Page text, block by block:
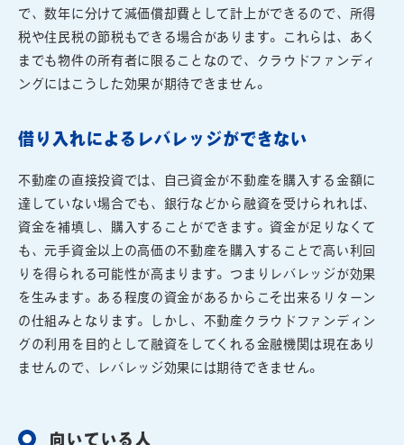
で、数年に分けて減価償却費として計上ができるので、所得
税や住民税の節税もできる場合があります。これらは、あく
までも物件の所有者に限ることなので、クラウドファンディ
ングにはこうした効果が期待できません。
借り入れによるレバレッジができない
不動産の直接投資では、自己資金が不動産を購入する金額に
達していない場合でも、銀行などから融資を受けられれば、
資金を補填し、購入することができます。資金が足りなくて
も、元手資金以上の高価の不動産を購入することで高い利回
りを得られる可能性が高まります。つまりレバレッジが効果
を生みます。ある程度の資金があるからこそ出来るリターン
の仕組みとなります。しかし、不動産クラウドファンディン
グの利用を目的として融資をしてくれる金融機関は現在あり
ませんので、レバレッジ効果には期待できません。
向いている人